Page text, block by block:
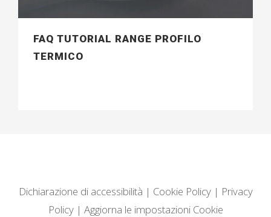
FAQ TUTORIAL RANGE PROFILO
TERMICO
Dichiarazione di accessibilità | Cookie Policy| Privacy
Policy| Aggiorna le impostazioni Cookie